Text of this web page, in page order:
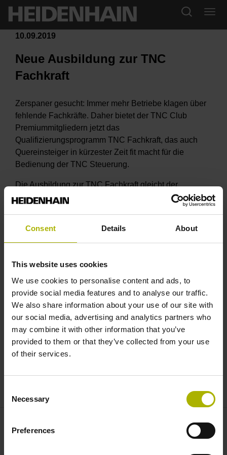
Consent Details About
This website uses cookies
We use cookies to personalise content and ads, to
provide social media features and to analyse our traffic.
We also share information about your use of our site with
our social media, advertising and analytics partners who
may combine it with other information that you’ve
provided to them or that they’ve collected from your use
of their services.
Selection
Necessary
Preferences
10.09.2019
Neue Ausbildung zur TNC
Fachkraft
Zerspaner gesucht: Immer mehr Betriebe klagen über
fehlende Fachkräfte. Daher bietet der TNC Club
Premiummitgliedern jetzt das
Qualifizierungsprogramm TNC Fachkraft, das auch
Quereinsteiger in kürzester Zeit fit macht für die
Bedienung der TNC Steuerung.
Die Ausbildung zur TNC Fachkraft gleicht der
klassischen dualen Berufsausbildung: Lehrgänge
werden mit Praxiszeiten im Betrieb kombiniert. Der
Sowohl erfahrene Mitarbeiter der Metallbearbeitung
als auch Fachfremde ohne Vorkenntnisse können an